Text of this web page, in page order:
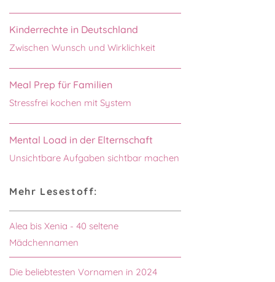
Kinderrechte in Deutschland
Zwischen Wunsch und Wirklichkeit
Meal Prep für Familien
Stressfrei kochen mit System
Mental Load in der Elternschaft
Unsichtbare Aufgaben sichtbar machen
Mehr Lesestoff:
Alea bis Xenia - 40 seltene
Mädchennamen
Die beliebtesten Vornamen in 2024